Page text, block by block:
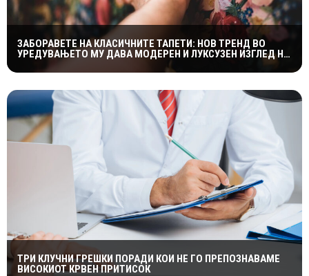
ЗАБОРАВЕТЕ НА КЛАСИЧНИТЕ ТАПЕТИ: НОВ ТРЕНД ВО
УРЕДУВАЊЕТО МУ ДАВА МОДЕРЕН И ЛУКСУЗЕН ИЗГЛЕД НА
ТРИ КЛУЧНИ ГРЕШКИ ПОРАДИ КОИ НЕ ГО ПРЕПОЗНАВАМЕ
ВИСОКИОТ КРВЕН ПРИТИСОК